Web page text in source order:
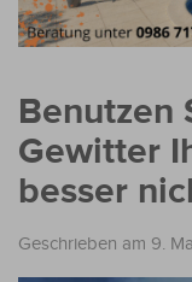
Benutzen
Gewitter
besser
Geschrieben am 9.